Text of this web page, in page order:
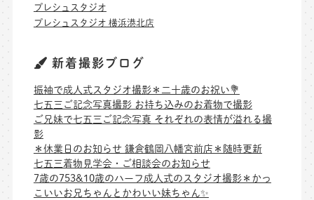
プレシュスタジオ
プレシュスタジオ 横浜港北店
新着撮影ブログ
振袖で成人式スタジオ撮影＊二十歳のお祝い💐
七五三ご記念写真撮影 お持ち込みのお着物で撮影
ご兄妹で七五三ご記念写真 それぞれの表情が溢れる撮
影
＊休業日のお知らせ 鎌倉鶴岡八幡宮前店＊随時更新
七五三着物見学会・ご相談会のお知らせ
7歳の753&10歳のハーフ成人式のスタジオ撮影＊かっ
こいいお兄ちゃんとかわいい妹ちゃん✨